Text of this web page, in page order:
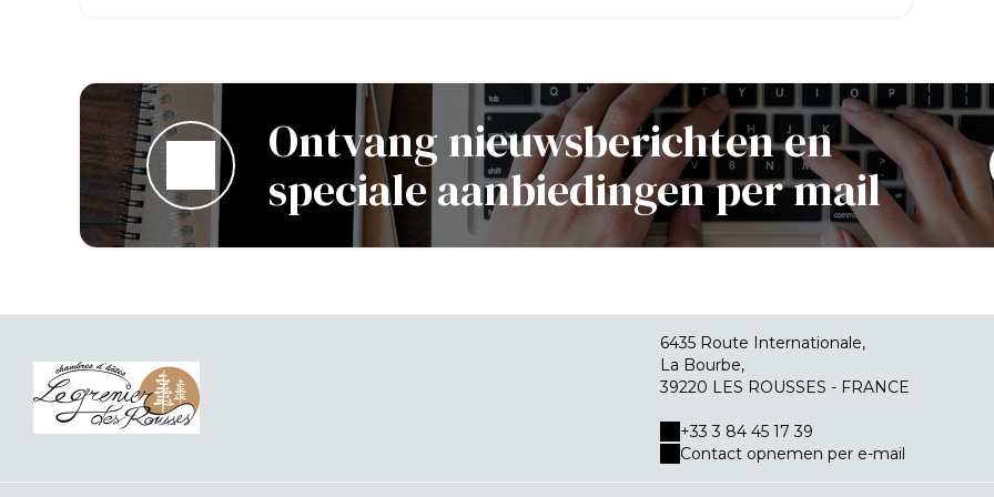
Ontvang nieuwsberichten en
speciale aanbiedingen per mail
6435 Route Internationale,
La Bourbe,
39220 LES ROUSSES - FRANCE
+33 3 84 45 17 39
Contact opnemen per e-mail